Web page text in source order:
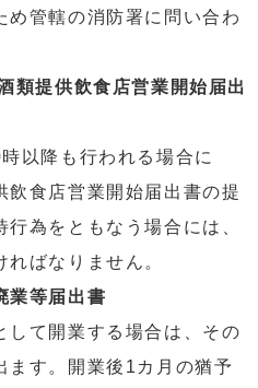
め管轄の消防署に問い合わ
類提供飲食店営業開始届出
以降も行われる場合に
飲食店営業開始届出書の提
為をともなう場合には、
ばなりません。
業等届出書
して開業する場合は、その
ます。開業後1カ月の猶予